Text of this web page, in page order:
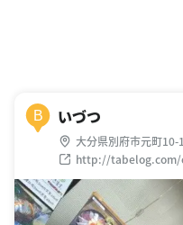
B いづつ
大分県別府市元町10-
http://tabelog.com/